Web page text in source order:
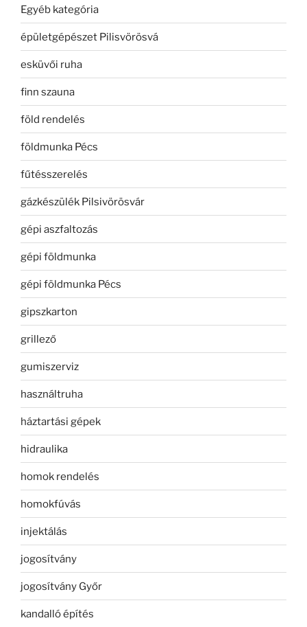
Egyéb kategória
épületgépészet Pilisvörösvá
esküvői ruha
finn szauna
föld rendelés
földmunka Pécs
fűtésszerelés
gázkészülék Pilsivörösvár
gépi aszfaltozás
gépi földmunka
gépi földmunka Pécs
gipszkarton
grillező
gumiszerviz
használtruha
háztartási gépek
hidraulika
homok rendelés
homokfúvás
injektálás
jogosítvány
jogosítvány Győr
kandalló építés